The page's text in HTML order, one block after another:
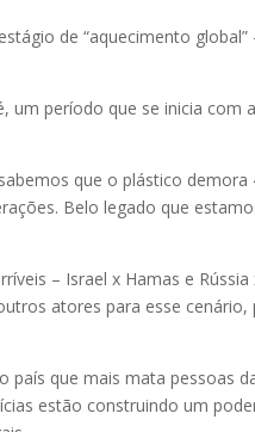
de “aquecimento global”
um período que se inicia com
que o plástico demora
Belo legado que
– Israel x Hamas e Rússia
atores para esse
país que mais mata pessoas
estão construindo um